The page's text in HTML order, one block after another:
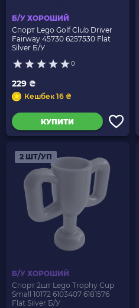
Б/У ХОРОШИЙ
Спорт Lego Golf Club Driver
Fairway 45730 6257530 Flat
Silver Б/У
0
229 ₴
Кешбек 16 ₴
КУПИТИ
2 ШТ/УП
Б/У ХОРОШИЙ
Спорт 2шт Lego Trophy Cup
Small 10172 6103407 6181576
Flat Silver Б/У